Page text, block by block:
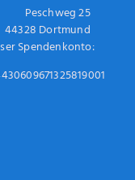
Peschweg 25
44328 Dortmund
Spendenkonto: